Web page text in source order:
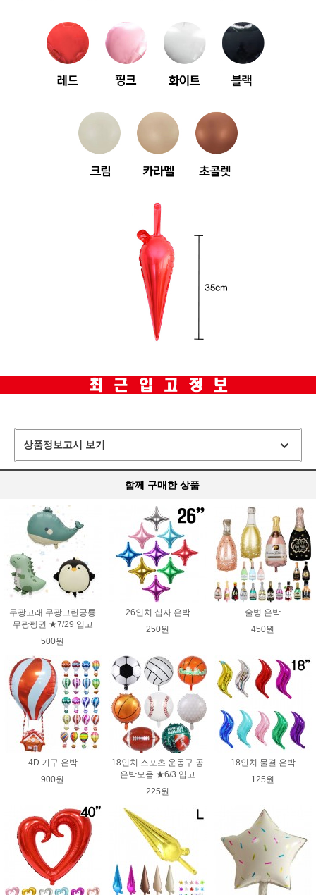
상품정보고시 보기
함께 구매한 상품
무광고래 무광그린공룡
무광펭귄 ★7/29 입고
500원
26인치 십자 은박
250원
술병 은박
450원
4D 기구 은박
900원
18인치 스포츠 운동구 공
은박모음 ★6/3 입고
225원
18인치 물결 은박
125원